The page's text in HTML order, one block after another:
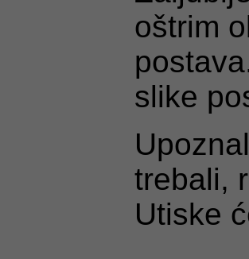
oštrim
slike
trebali,
Utiske